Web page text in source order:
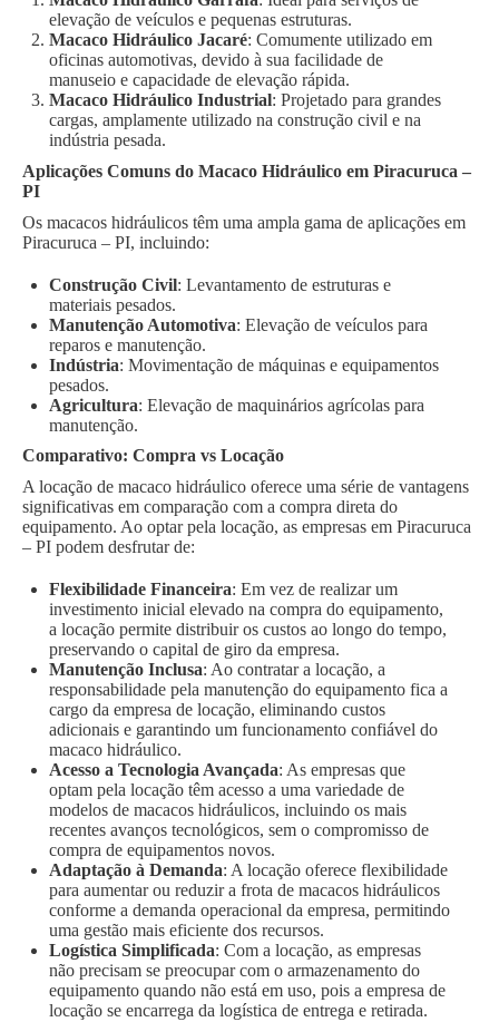
elevação de veículos e pequenas estruturas.
Macaco Hidráulico Jacaré: Comumente utilizado em
oficinas automotivas, devido à sua facilidade de
manuseio e capacidade de elevação rápida.
Macaco Hidráulico Industrial: Projetado para grandes
cargas, amplamente utilizado na construção civil e na
indústria pesada.
Aplicações Comuns do Macaco Hidráulico em Piracuruca –
PI
Os macacos hidráulicos têm uma ampla gama de aplicações em
Piracuruca – PI, incluindo:
Construção Civil: Levantamento de estruturas e
materiais pesados.
Manutenção Automotiva: Elevação de veículos para
reparos e manutenção.
Indústria: Movimentação de máquinas e equipamentos
pesados.
Agricultura: Elevação de maquinários agrícolas para
manutenção.
Comparativo: Compra vs Locação
A locação de macaco hidráulico oferece uma série de vantagens
significativas em comparação com a compra direta do
equipamento. Ao optar pela locação, as empresas em Piracuruca
– PI podem desfrutar de:
Flexibilidade Financeira: Em vez de realizar um
investimento inicial elevado na compra do equipamento,
a locação permite distribuir os custos ao longo do tempo,
preservando o capital de giro da empresa.
Manutenção Inclusa: Ao contratar a locação, a
responsabilidade pela manutenção do equipamento fica a
cargo da empresa de locação, eliminando custos
adicionais e garantindo um funcionamento confiável do
macaco hidráulico.
Acesso a Tecnologia Avançada: As empresas que
optam pela locação têm acesso a uma variedade de
modelos de macacos hidráulicos, incluindo os mais
recentes avanços tecnológicos, sem o compromisso de
compra de equipamentos novos.
Adaptação à Demanda: A locação oferece flexibilidade
para aumentar ou reduzir a frota de macacos hidráulicos
conforme a demanda operacional da empresa, permitindo
uma gestão mais eficiente dos recursos.
Logística Simplificada: Com a locação, as empresas
não precisam se preocupar com o armazenamento do
equipamento quando não está em uso, pois a empresa de
locação se encarrega da logística de entrega e retirada.